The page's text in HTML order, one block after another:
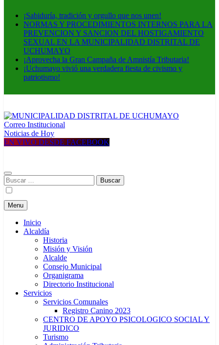
¡Sabiduría, tradición y orgullo que nos unen!
NORMAS Y PROCEDIMIENTOS INTERNOS PARA LA
PREVENCION Y SANCION DEL HOSTIGAMIENTO
SEXUAL EN LA MUNICIPALIDAD DISTRITAL DE
UCHUMAYO
¡Aprovecha la Gran Campaña de Amnistía Tributaria!
¡Uchumayo vivió una verdadera fiesta de civismo y
patriotismo!
MUNICIPALIDAD DISTRITAL DE UCHUMAYO
Construyendo una nueva Historia
Correo Institucional
Noticias de Hoy
EN VIVO DESDE FACEBOOK
Buscar:
Menu
Inicio
Alcaldía
Historia
Misión y Visión
Alcalde
Consejo Municipal
Organigrama
Directorio Institucional
Servicios
Servicios Comunales
Registro Canino 2023
CENTRO DE APOYO PSICOLOGICO SOCIAL Y
JURIDICO
Turismo